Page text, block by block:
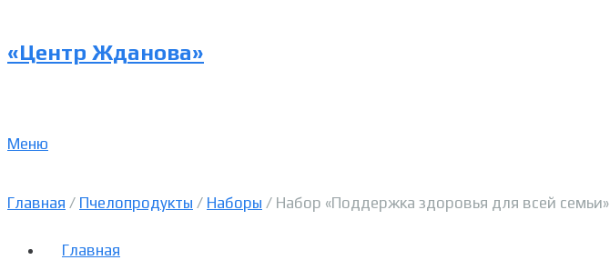
«Центр Жданова»
Меню
Главная
Главная / Пчелопродукты / Наборы / Набор «Поддержка здоровья для всей семьи»